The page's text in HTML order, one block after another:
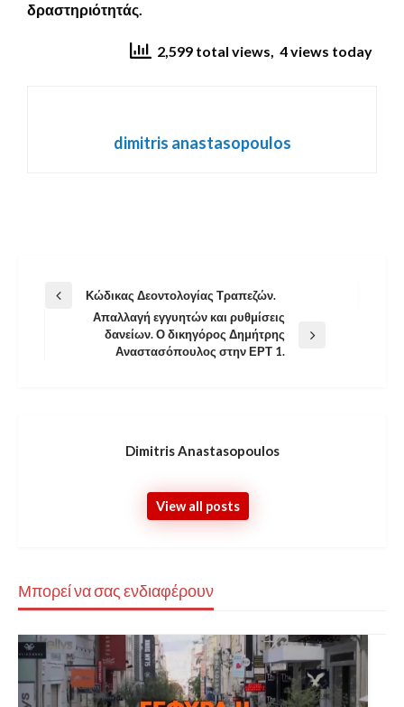
δραστηριότητάς.
2,599 total views, 4 views today
dimitris anastasopoulos
Πλοήγηση
άρθρων
Previous
Κώδικας Δεοντολογίας Τραπεζών.
Απαλλαγή εγγυητών και ρυθμίσεις
δανείων. Ο δικηγόρος Δημήτρης
Αναστασόπουλος στην ΕΡΤ 1.
Dimitris Anastasopoulos
View all posts
Μπορεί να σας ενδιαφέρουν